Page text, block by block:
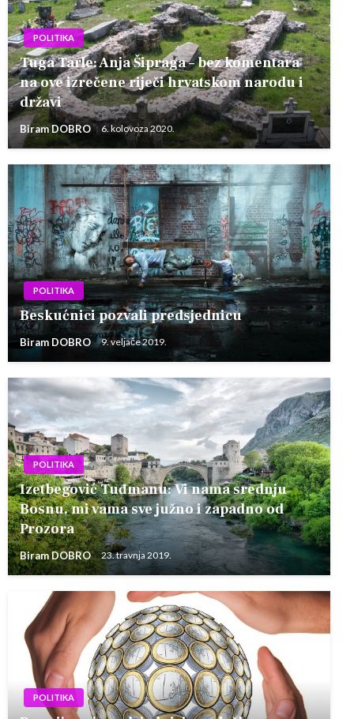
POLITIKA
Tuga Tarle: Anja Šipraga – bez komentara
na ove izrečene riječi hrvatskom narodu i
državi
Biram DOBRO 6. kolovoza 2020.
POLITIKA
Beskućnici pozvali predsjednicu
Biram DOBRO 9. veljače 2019.
POLITIKA
Izetbegović Tuđmanu: Vi nama srednju
Bosnu, mi vama sve južno i zapadno od
Prozora
Biram DOBRO 23. travnja 2019.
POLITIKA